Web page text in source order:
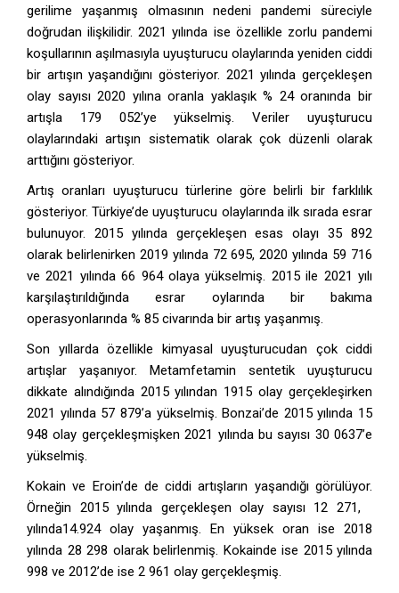
gerilime yaşanmış olmasının nedeni pandemi süreciyle
doğrudan ilişkilidir. 2021 yılında ise özellikle zorlu pandemi
koşullarının aşılmasıyla uyuşturucu olaylarında yeniden ciddi
bir artışın yaşandığını gösteriyor. 2021 yılında gerçekleşen
olay sayısı 2020 yılına oranla yaklaşık % 24 oranında bir
artışla 179 052’ye yükselmiş. Veriler uyuşturucu
olaylarındaki artışın sistematik olarak çok düzenli olarak
arttığını gösteriyor.
Artış oranları uyuşturucu türlerine göre belirli bir farklılık
gösteriyor. Türkiye’de uyuşturucu olaylarında ilk sırada esrar
bulunuyor. 2015 yılında gerçekleşen esas olayı 35 892
olarak belirlenirken 2019 yılında 72 695, 2020 yılında 59 716
ve 2021 yılında 66 964 olaya yükselmiş. 2015 ile 2021 yılı
karşılaştırıldığında esrar oylarında bir bakıma
operasyonlarında % 85 civarında bir artış yaşanmış.
Son yıllarda özellikle kimyasal uyuşturucudan çok ciddi
artışlar yaşanıyor. Metamfetamin sentetik uyuşturucu
dikkate alındığında 2015 yılından 1915 olay gerçekleşirken
2021 yılında 57 879’a yükselmiş. Bonzai’de 2015 yılında 15
948 olay gerçekleşmişken 2021 yılında bu sayısı 30 0637’e
yükselmiş.
Kokain ve Eroin’de de ciddi artışların yaşandığı görülüyor.
Örneğin 2015 yılında gerçekleşen olay sayısı 12 271,
yılında14.924 olay yaşanmış. En yüksek oran ise 2018
yılında 28 298 olarak belirlenmiş. Kokainde ise 2015 yılında
998 ve 2012’de ise 2 961 olay gerçekleşmiş.